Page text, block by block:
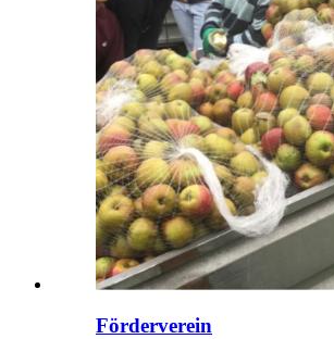
Förderverein